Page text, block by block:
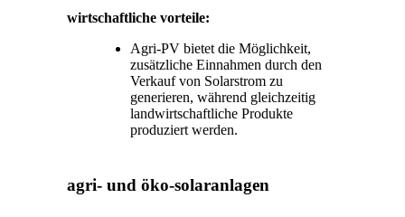
wirtschaftliche vorteile:
Agri-PV bietet die Möglichkeit,
zusätzliche Einnahmen durch den
Verkauf von Solarstrom zu
generieren, während gleichzeitig
landwirtschaftliche Produkte
produziert werden.
agri- und öko-solaranlagen